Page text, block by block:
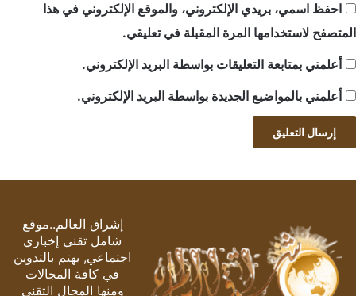
احفظ اسمي، بريدي الإلكتروني، والموقع الإلكتروني في هذا
المتصفح لاستخدامها المرة المقبلة في تعليقي.
أعلمني بمتابعة التعليقات بواسطة البريد الإلكتروني.
أعلمني بالمواضيع الجديدة بواسطة البريد الإلكتروني.
إشراق العالم..موقع
شامل تقني إخباري
اجتماعي, يهتم بالتدوين
في كافة المجالات
ومنها المجال التقني